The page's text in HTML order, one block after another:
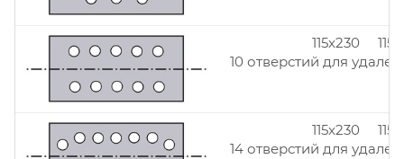
115x230
10 отверстий для
115x230
14 отверстий для